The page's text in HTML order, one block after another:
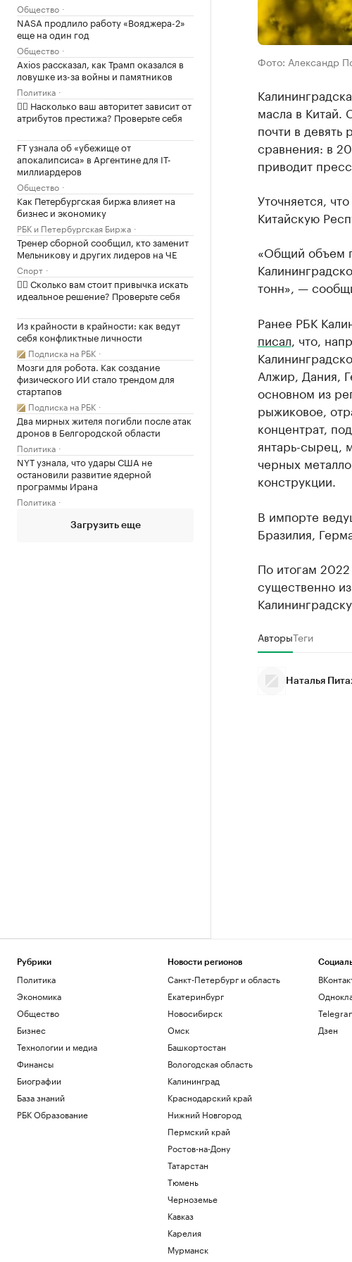
Общество
NASA продлило работу «Вояджера-2»
еще на один год
Общество
Axios рассказал, как Трамп оказался в
ловушке из-за войны и памятников
Политика
✍🏻 Насколько ваш авторитет зависит от
атрибутов престижа? Проверьте себя
FT узнала об «убежище от
апокалипсиса» в Аргентине для IT-
миллиардеров
Общество
Как Петербургская биржа влияет на
бизнес и экономику
РБК и Петербургская Биржа
Тренер сборной сообщил, кто заменит
Мельникову и других лидеров на ЧЕ
Спорт
✍🏻 Сколько вам стоит привычка искать
идеальное решение? Проверьте себя
Из крайности в крайности: как ведут
себя конфликтные личности
Подписка на РБК
Мозги для робота. Как создание
физического ИИ стало трендом для
стартапов
Подписка на РБК
Два мирных жителя погибли после атак
дронов в Белгородской области
Политика
NYT узнала, что удары США не
остановили развитие ядерной
программы Ирана
Политика
Загрузить еще
Фото: Александр
масла в Китай.
почти в девять
сравнения: в
приводит
Уточняется,
Китайскую
«Общий объем
тонн», —
Ранее РБК
писал , что,
Алжир, Дания,
основном из
рыжиковое,
концентрат,
янтарь-сырец,
черных
конструкции.
В импорте
Бразилия,
По итогам
существенно
АвторыТеги
Наталья
Рубрики
Политика
Экономика
Общество
Бизнес
Технологии и медиа
Финансы
Биографии
База знаний
РБК Образование
Новости регионов
Санкт-Петербург и область
Екатеринбург
Новосибирск
Омск
Башкортостан
Вологодская область
Калининград
Краснодарский край
Нижний Новгород
Пермский край
Ростов-на-Дону
Татарстан
Тюмень
Черноземье
Кавказ
Карелия
Мурманск
Дзен